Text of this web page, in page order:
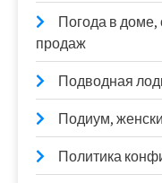
Погода в
продаж
Подводная
Подиум,
Политика